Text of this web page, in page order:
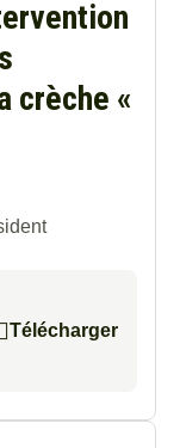
crèche «
Télécharger